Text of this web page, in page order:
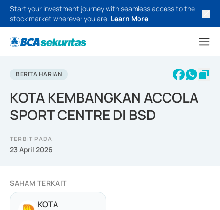
Start your investment journey with seamless access to the
stock market wherever you are. Learn More
BERITA HARIAN
KOTA KEMBANGKAN ACCOLA
SPORT CENTRE DI BSD
TERBIT PADA
23 April 2026
SAHAM TERKAIT
KOTA